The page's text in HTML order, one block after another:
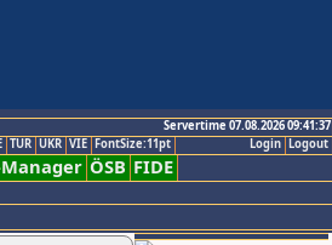
Servertime 07.08.2026 09:41:37
Logout
Login
TUR UKR VIE FontSize:11pt
Manager ÖSB FIDE